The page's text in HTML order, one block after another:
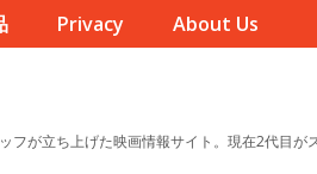
Privacy About Us
が立ち上げた映画情報サイト。現在2代目が